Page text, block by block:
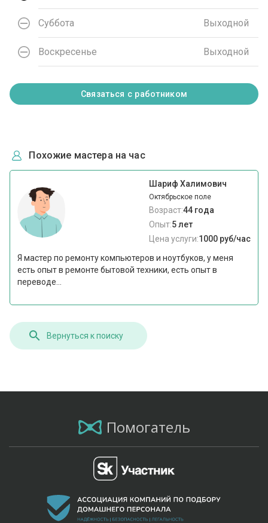
Суббота Выходной
Воскресенье Выходной
Связаться с работником
Похожие мастера на час
Шариф Халимович
Октябрьское поле
Возраст:44 года
Опыт:5 лет
Цена услуги:1000 руб/час
Я мастер по ремонту компьютеров и ноутбуков, у меня
есть опыт в ремонте бытовой техники, есть опыт в
переводе...
Вернуться к поиску
Помогатель